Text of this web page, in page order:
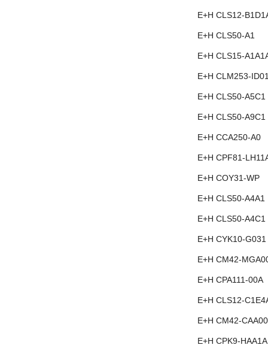
E+H CLS12-
E+H CLS50-A1
E+H CLS15-
E+H CLM253-
E+H CLS50-A5C1
E+H CLS50-A9C1
E+H CCA250-A0
E+H CPF81-
E+H COY31-WP
E+H CLS50-A4A1
E+H CLS50-A4C1
E+H CYK10-G031
E+H CM42-
E+H CPA111-00A
E+H CLS12-
E+H CM42-
E+H CPK9-HAA1A